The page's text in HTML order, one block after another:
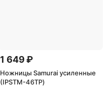
1 649 ₽
Ножницы Samurai усиленные
(IPSTM-46TР)